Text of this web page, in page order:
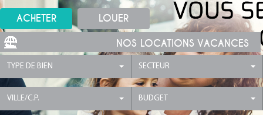
ACHETER LOUER
NOS LOCATIONS VACANCES
TYPE DE BIEN SECTEUR
VILLE/C.P. BUDGET